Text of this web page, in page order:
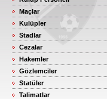
Maçlar
Kulüpler
Stadlar
Cezalar
Hakemler
Gözlemciler
Statüler
Talimatlar